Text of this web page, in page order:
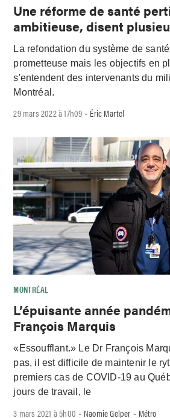
Une réforme de santé
ambitieuse, disent
La refondation du système de
prometteuse mais les objectifs en
s'entendent des intervenants du
Montréal.
29 mars 2022 à 17h09 - Éric Martel
MONTRÉAL
L’épuisante année
François Marquis
«Essoufflant.» Le Dr François
pas, il est difficile de maintenir le
premiers cas de COVID-19 au
jours de travail, le
3 mars 2021 à 5h00 - Naomie Gelper - Métro